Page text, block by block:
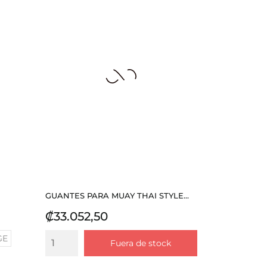
GUANTES PARA MUAY THAI STYLE...
Precio
₡33.052,50
Fuera de stock